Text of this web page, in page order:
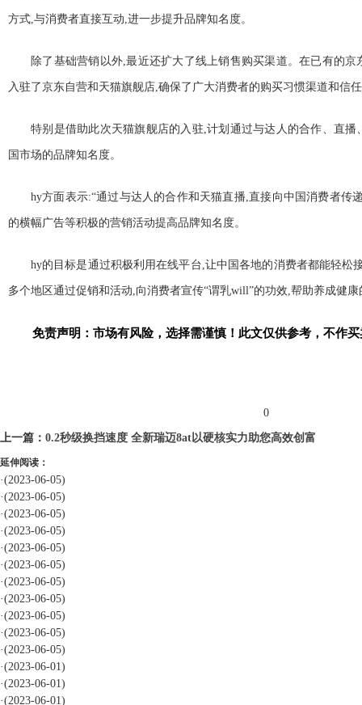
方式,与消费者直接互动,进一步提升品牌知名度。
除了基础营销以外,最近还扩大了线上销售购买渠道。在已有的
入驻了京东自营和天猫旗舰店,确保了广大消费者的购买习惯渠道和信
特别是借助此次天猫旗舰店的入驻,计划通过与达人的合作、直
国市场的品牌知名度。
hy方面表示:“通过与达人的合作和天猫直播,直接向中国消费者传
的横幅广告等积极的营销活动提高品牌知名度。
hy的目标是通过积极利用在线平台,让中国各地的消费者都能轻松
多个地区通过促销和活动,向消费者宣传“谓乳will”的功效,帮助养成健康
免责声明：市场有风险，选择需谨慎！此文仅供参考，不作
0
上一篇： 0.2秒级换挡速度 全新瑞迈8at以硬核实力助您高效创富
延伸阅读：
·(2023-06-05)
·(2023-06-05)
·(2023-06-05)
·(2023-06-05)
·(2023-06-05)
·(2023-06-05)
·(2023-06-05)
·(2023-06-05)
·(2023-06-05)
·(2023-06-05)
·(2023-06-05)
·(2023-06-01)
·(2023-06-01)
·(2023-06-01)